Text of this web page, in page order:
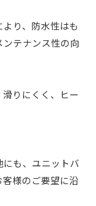
り、防水性はも
テナンス性の向
りにくく、ヒー
も、ユニットバ
様のご要望に沿